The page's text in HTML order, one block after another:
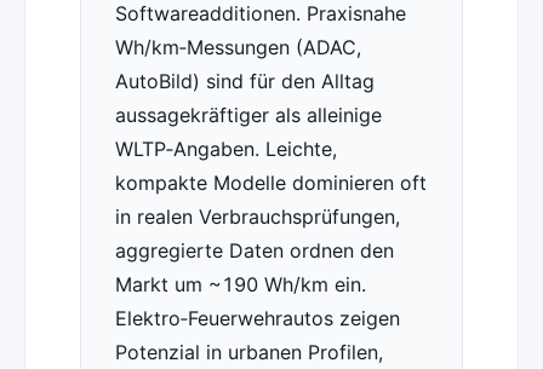
Softwareadditionen. Praxisnahe
Wh/km‑Messungen (ADAC,
AutoBild) sind für den Alltag
aussagekräftiger als alleinige
WLTP‑Angaben. Leichte,
kompakte Modelle dominieren oft
in realen Verbrauchsprüfungen,
aggregierte Daten ordnen den
Markt um ~190 Wh/km ein.
Elektro‑Feuerwehrautos zeigen
Potenzial in urbanen Profilen,